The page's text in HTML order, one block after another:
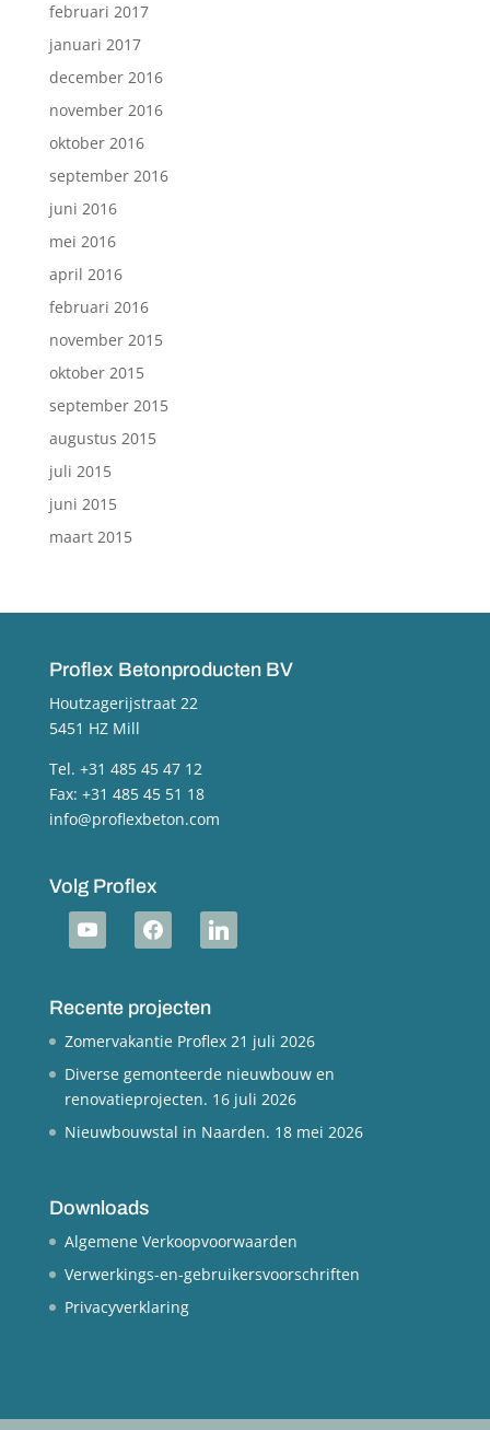
februari 2017
januari 2017
december 2016
november 2016
oktober 2016
september 2016
juni 2016
mei 2016
april 2016
februari 2016
november 2015
oktober 2015
september 2015
augustus 2015
juli 2015
juni 2015
maart 2015
Proflex Betonproducten BV
Houtzagerijstraat 22
5451 HZ Mill
Tel. +31 485 45 47 12
Fax: +31 485 45 51 18
info@proflexbeton.com
Volg Proflex
youtube facebook linkedin
Recente projecten
Zomervakantie Proflex 21 juli 2026
Diverse gemonteerde nieuwbouw en
renovatieprojecten. 16 juli 2026
Nieuwbouwstal in Naarden. 18 mei 2026
Downloads
Algemene Verkoopvoorwaarden
Verwerkings-en-gebruikersvoorschriften
Privacyverklaring